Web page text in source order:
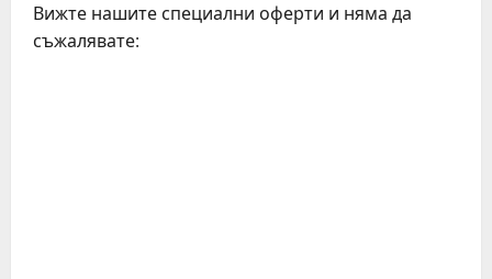
Вижте нашите специални оферти и няма да
съжалявате: